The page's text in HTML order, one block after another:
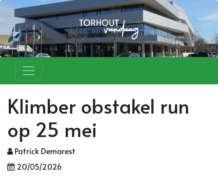
Klimber obstakel run
op 25 mei
Patrick Demarest
20/05/2026